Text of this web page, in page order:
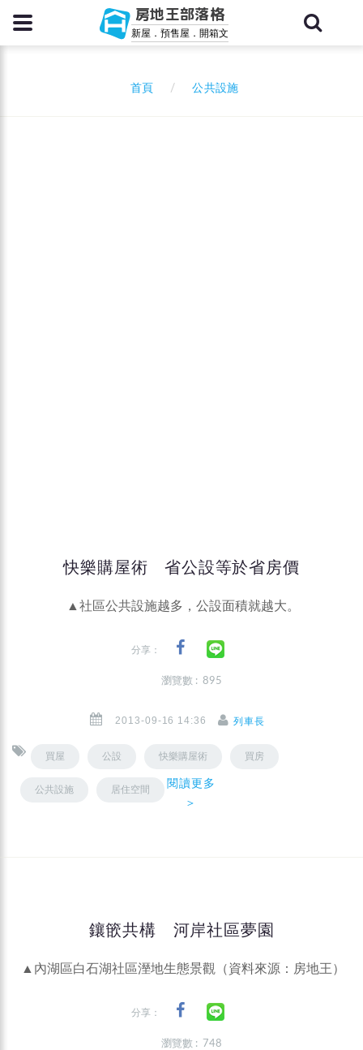
房地王部落格
新屋．預售屋．開箱文
首頁 公共設施
快樂購屋術 省公設等於省房價
▲社區公共設施越多，公設面積就越大。
分享：
瀏覽數 : 895
2013-09-16 14:36 列車長
買屋 公設 快樂購屋術 買房
公共設施 居住空間
閱讀更多
＞
鑲篏共構 河岸社區夢園
▲內湖區白石湖社區溼地生態景觀（資料來源：房地王）
分享：
瀏覽數 : 748